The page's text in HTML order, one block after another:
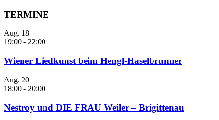
TERMINE
Aug. 18
19:00 - 22:00
Wiener Liedkunst beim Hengl-Haselbrunner
Aug. 20
18:00 - 20:00
Nestroy und DIE FRAU Weiler – Brigittenau